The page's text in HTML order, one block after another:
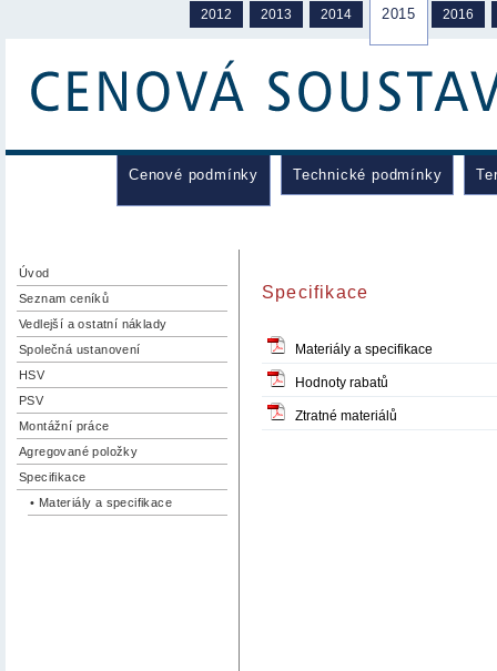
2012 2013 2014 2015 2016
Cenové podmínky Technické podmínky
Úvod
Seznam ceníků
Vedlejší a ostatní náklady
Společná ustanovení
HSV
PSV
Montážní práce
Agregované položky
Specifikace
• Materiály a specifikace
Specifikace
Materiály a specifikace
Hodnoty rabatů
Ztratné materiálů